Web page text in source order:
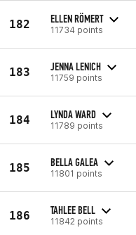
182 ELLEN RÖMERT
11734 points
183 JENNA LENICH
11759 points
184 LYNDA WARD
11789 points
185 BELLA GALEA
11801 points
186 TAHLEE BELL
11842 points